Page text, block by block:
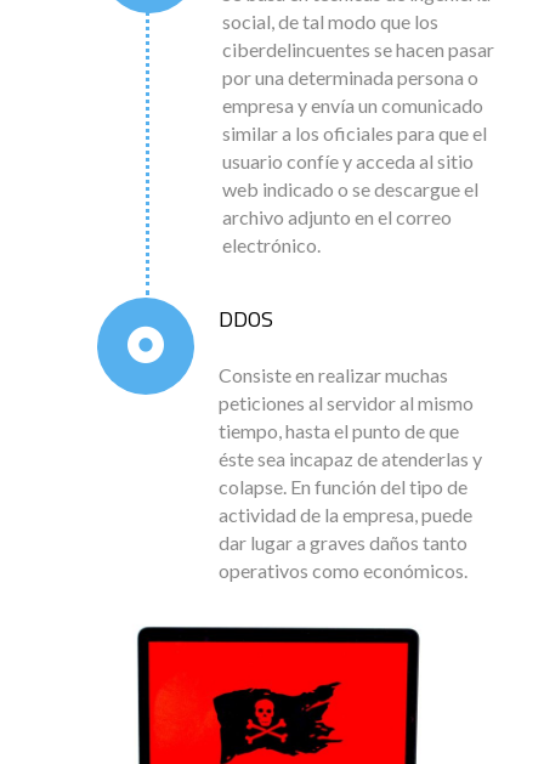
social, de tal modo que los
ciberdelincuentes se hacen pasar
por una determinada persona o
empresa y envía un comunicado
similar a los oficiales para que el
usuario confíe y acceda al sitio
web indicado o se descargue el
archivo adjunto en el correo
electrónico.
DDOS
Consiste en realizar muchas
peticiones al servidor al mismo
tiempo, hasta el punto de que
éste sea incapaz de atenderlas y
colapse. En función del tipo de
actividad de la empresa, puede
dar lugar a graves daños tanto
operativos como económicos.